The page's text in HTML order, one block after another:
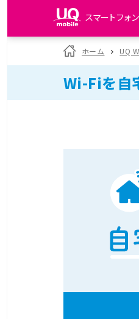
スマートフォン
my UQ WiMAX
UQ WiMAX ご契約の方
My UQ mobile
UQ mobile ご契約の方
ホーム UQ
Wi-Fiを自